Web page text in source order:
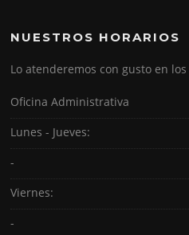
NUESTROS HORARIOS
Lo atenderemos con gusto en
Oficina Administrativa
Lunes - Jueves:
-
Viernes:
-